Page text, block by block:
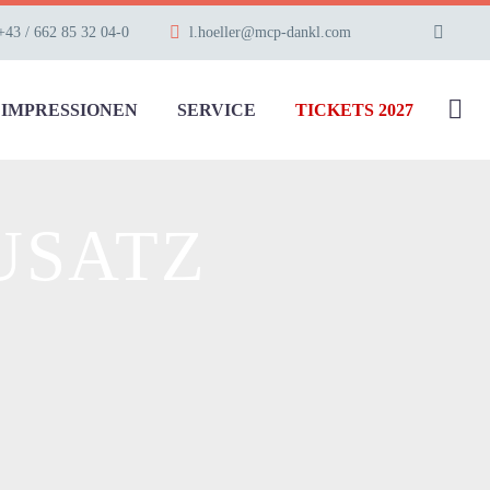
/ 662 85 32 04-0 l.hoeller@mcp-dankl.com
IMPRESSIONEN SERVICE TICKETS 2027